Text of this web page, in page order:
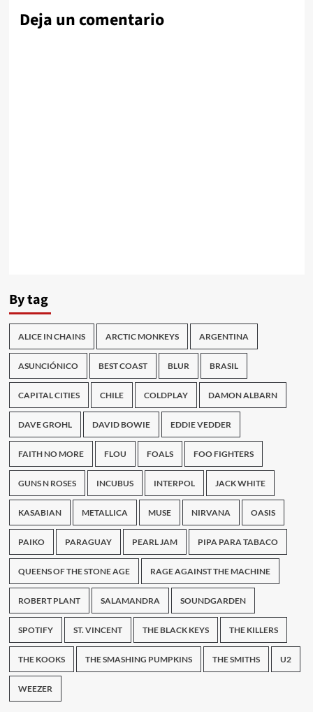
Deja un comentario
By tag
ALICE IN CHAINS ARCTIC MONKEYS ARGENTINA
ASUNCIÓNICO BEST COAST BLUR BRASIL
CAPITAL CITIES CHILE COLDPLAY DAMON ALBARN
DAVE GROHL DAVID BOWIE EDDIE VEDDER
FAITH NO MORE FLOU FOALS FOO FIGHTERS
GUNS N ROSES INCUBUS INTERPOL JACK WHITE
KASABIAN METALLICA MUSE NIRVANA OASIS
PAIKO PARAGUAY PEARL JAM PIPA PARA TABACO
QUEENS OF THE STONE AGE RAGE AGAINST THE MACHINE
ROBERT PLANT SALAMANDRA SOUNDGARDEN
SPOTIFY ST. VINCENT THE BLACK KEYS THE KILLERS
THE KOOKS THE SMASHING PUMPKINS THE SMITHS U2
WEEZER